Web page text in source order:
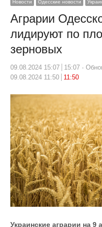
Новости Одесские новости
Аграрии
лидируют по
зерновых
09.08.2024 15:07 15:07
09.08.2024 11:50
11:50
Украинские аграрии на 9